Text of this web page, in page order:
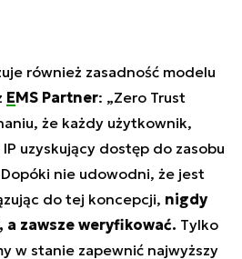
również zasadność modelu
EMS Partner: „Zero Trust
że każdy użytkownik,
uzyskujący dostęp do zasobu
Dopóki nie udowodni, że jest
do tej koncepcji, nigdy
zawsze weryfikować. Tylko
w stanie zapewnić najwyższy